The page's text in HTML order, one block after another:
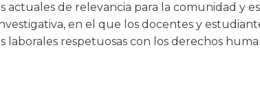
actuales de relevancia para la comunidad y
en el que los docentes y
respetuosas con los derechos